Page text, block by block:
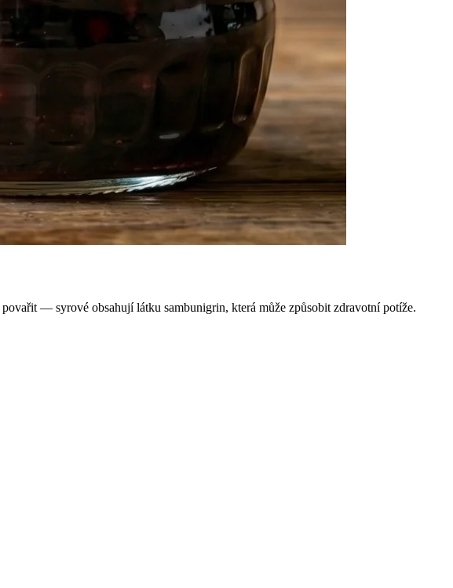
— syrové obsahují látku sambunigrin, která může způsobit zdravotní potíže.